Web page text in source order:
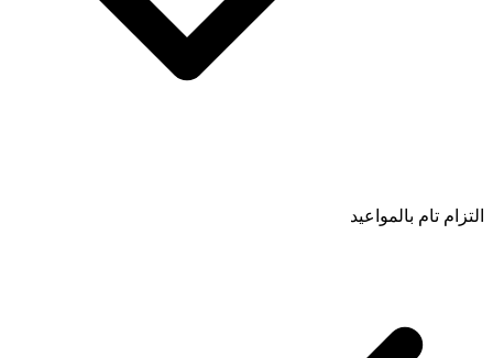
التزام تام بالمواعيد